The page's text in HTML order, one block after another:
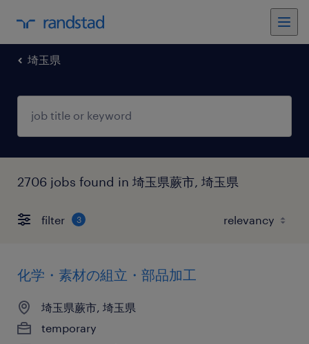
埼玉県
2706 jobs found in 埼玉県蕨市, 埼玉県
filter 3
化学・素材の組立・部品加工
埼玉県蕨市, 埼玉県
temporary